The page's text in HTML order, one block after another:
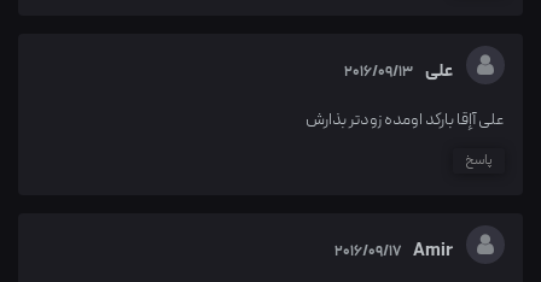
علی 2016/09/13
علی آإقا بارکد اومده زودتر بذارش
پاسخ
Amir
2016/09/17